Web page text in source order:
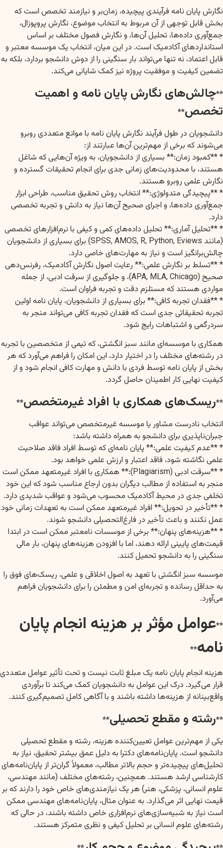
نگارش پایان نامه فرآیندی پیچیده، زمان‌بر و نیازمند تخصص است که
بخش قابل توجهی از آن مربوط به انتخاب موضوع، نگارش پروپوزال،
جمع‌آوری داده‌ها، تحلیل آن‌ها، و نگارش فصول مختلف بر اساس
استانداردهای آکادمیک است. در این میان، انتخاب یک موسسه معتبر و
قابل اعتماد، نه تنها می‌تواند بار سنگینی را از دوش دانشجو بردارد، بلکه به
تضمین کیفیت و موفقیت پروژه نیز کمک شایانی می‌کند.
**چالش‌های نگارش پایان نامه و اهمیت
تخصص**
دانشجویان در طول فرآیند نگارش پایان نامه با موانع متعددی روبرو
می‌شوند که برخی از مهم‌ترین آن‌ها عبارتند از:
* **کمبود زمان:** بسیاری از دانشجویان، به ویژه آن‌هایی که شاغل
هستند، با محدودیت‌های زمانی جدی برای انجام تحقیقات گسترده و
نگارش علمی روبرو هستند.
* **پیچیدگی متدولوژی:** انتخاب روش تحقیق مناسب، طراحی ابزار
جمع‌آوری داده‌ها، و اجرای صحیح آن‌ها نیاز به دانش و تجربه تخصصی
دارد.
* **تحلیل آماری:** تحلیل داده‌های کمی و کیفی با نرم‌افزارهای تخصصی
(مانند SPSS, AMOS, R, Python, Eviews) برای بسیاری از دانشجویان
چالش‌برانگیز است و نیاز به مهارت‌های خاصی دارد.
* **تسلط بر نگارش علمی:** رعایت اصول نگارش آکادمیک، رفرنس‌دهی
صحیح (APA, MLA, Chicago)، و جلوگیری از سرقت ادبی، از جمله
مواردی هستند که مستلزم دقت و تجربه فراوان است.
* **فقدان تجربه کافی:** برای بسیاری از دانشجویان، پایان نامه اولین
تجربه تحقیقاتی جدی است که فقدان تجربه کافی می‌تواند منجر به
سردرگمی و اشتباهات رایج شود.
همکاری با موسسه‌ای مانند سبز انگشتی، که تیمی از متخصصین با تجربه
در رشته‌های مختلف را در اختیار دارد، این امکان را فراهم می‌آورد که هر
بخش از پایان نامه توسط فردی با دانش و مهارت کافی انجام شود و از
کیفیت نهایی کار اطمینان حاصل گردد.
**ریسک‌های همکاری با افراد غیرمتخصص**
انتخاب نادرست مشاور یا موسسه غیرمتخصص می‌تواند عواقب
جبران‌ناپذیری برای دانشجو به همراه داشته باشد:
* **عدم کیفیت علمی:** پایان نامه‌ای که توسط افراد فاقد صلاحیت
علمی نگاشته شود، فاقد اعتبار و ارزش علمی خواهد بود.
* **سرقت ادبی (Plagiarism):** همکاری با افراد غیرمتعهد ممکن است
منجر به استفاده از مطالب دیگران بدون ارجاع مناسب شود که این خود
تخلفی جدی در محیط آکادمیک محسوب می‌شود و عواقب شدیدی دارد.
* **تأخیر در تحویل:** افراد غیرمتعهد ممکن است به تعهدات زمانی خود
عمل نکنند و باعث تأخیر در فارغ‌التحصیلی دانشجو شوند.
* **هزینه‌های پنهان:** برخی از موسسات نامعتبر ممکن است در ابتدا
قیمت‌های پایینی ارائه دهند، اما با افزودن هزینه‌های پنهان، بار مالی
سنگینی را به دانشجو تحمیل کنند.
موسسه سبز انگشتی با تعهد به اصول اخلاقی و علمی، ریسک‌های فوق را
به حداقل رسانده و تجربه‌ای امن و مطمئن را برای دانشجویان فراهم
می‌آورد.
**عوامل مؤثر بر هزینه انجام پایان
نامه**
هزینه انجام پایان نامه یک مبلغ ثابت نیست و تحت تأثیر عوامل متعددی
قرار می‌گیرد. درک این عوامل به دانشجویان کمک می‌کند تا برآوردی
واقع‌بینانه از هزینه‌ها داشته باشند و با آگاهی کامل تصمیم‌گیری کنند.
**رشته و مقطع تحصیلی**
یکی از مهم‌ترین عوامل تعیین‌کننده هزینه، رشته و مقطع تحصیلی
دانشجو است. پایان‌نامه‌های دکترا به دلیل عمق بیشتر تحقیق، نیاز به
تحلیل‌های پیچیده‌تر و حجم بالاتر مطالب، معمولاً گران‌تر از پایان‌نامه‌های
کارشناسی ارشد هستند. همچنین، رشته‌های مختلف (مانند مهندسی،
علوم انسانی، پزشکی، هنر) هر یک نیازمندی‌های خاص خود را دارند که بر
قیمت نهایی اثر می‌گذارد. به عنوان مثال، پایان‌نامه‌های مهندسی ممکن
است نیاز به شبیه‌سازی‌های نرم‌افزاری خاص داشته باشند، در حالی که
رشته‌های علوم انسانی بر تحلیل کیفی و نظری متمرکز هستند.